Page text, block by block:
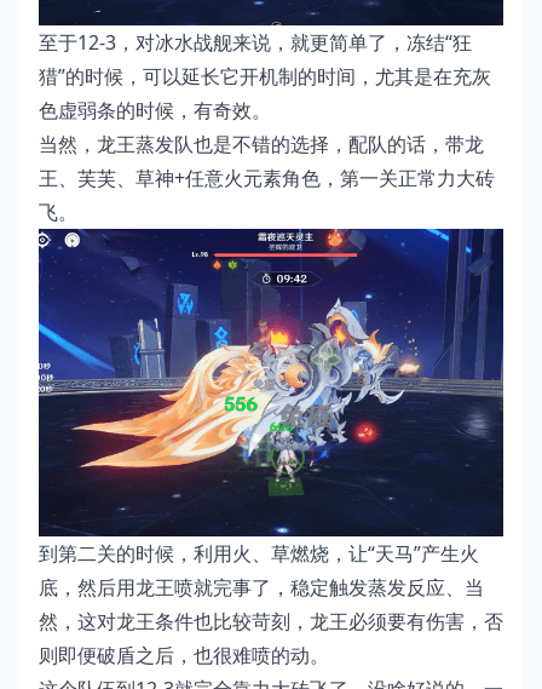
至于12-3，对冰水战舰来说，就更简单了，冻结“狂
猎”的时候，可以延长它开机制的时间，尤其是在充灰
色虚弱条的时候，有奇效。
当然，龙王蒸发队也是不错的选择，配队的话，带龙
王、芙芙、草神+任意火元素角色，第一关正常力大砖
飞。
到第二关的时候，利用火、草燃烧，让“天马”产生火
底，然后用龙王喷就完事了，稳定触发蒸发反应、当
然，这对龙王条件也比较苛刻，龙王必须要有伤害，否
则即便破盾之后，也很难喷的动。